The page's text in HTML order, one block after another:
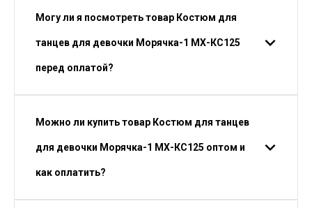
Могу ли я посмотреть товар Костюм для
танцев для девочки Морячка-1 МХ-КС125
перед оплатой?
Можно ли купить товар Костюм для танцев
для девочки Морячка-1 МХ-КС125 оптом и
как оплатить?